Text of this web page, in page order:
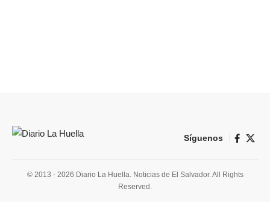
Síguenos
© 2013 - 2026 Diario La Huella. Noticias de El Salvador. All Rights
Reserved.